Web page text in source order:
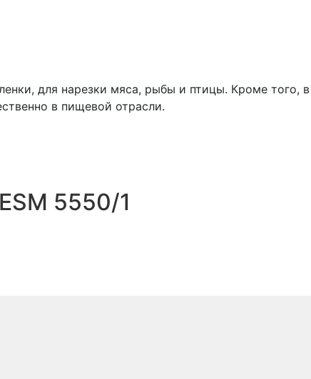
для нарезки мяса, рыбы и птицы. Кроме того, в
в пищевой отрасли.
5550/1